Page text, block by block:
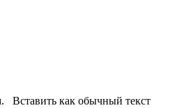
Вставить как обычный текст